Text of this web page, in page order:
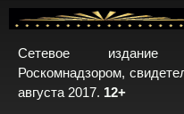
Сетевое издание
Роскомнадзором,
августа 2017. 12+